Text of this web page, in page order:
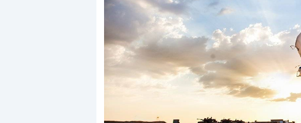
Dalle valutazioni estreme alla
correzione. Cosa sta guidando il
repricing degli asset?